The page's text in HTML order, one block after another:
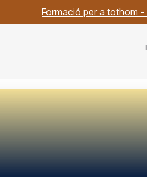
Formació per a tothom -